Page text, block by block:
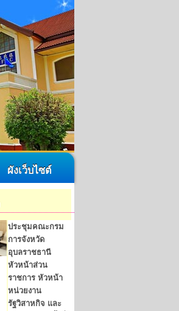
ผังเว็บไซต์
ประชุมคณะกรม
การจังหวัด
อุบลราชธานี
หัวหน้าส่วน
ราชการ หัวหน้า
หน่วยงาน
รัฐวิสาหกิจ และ